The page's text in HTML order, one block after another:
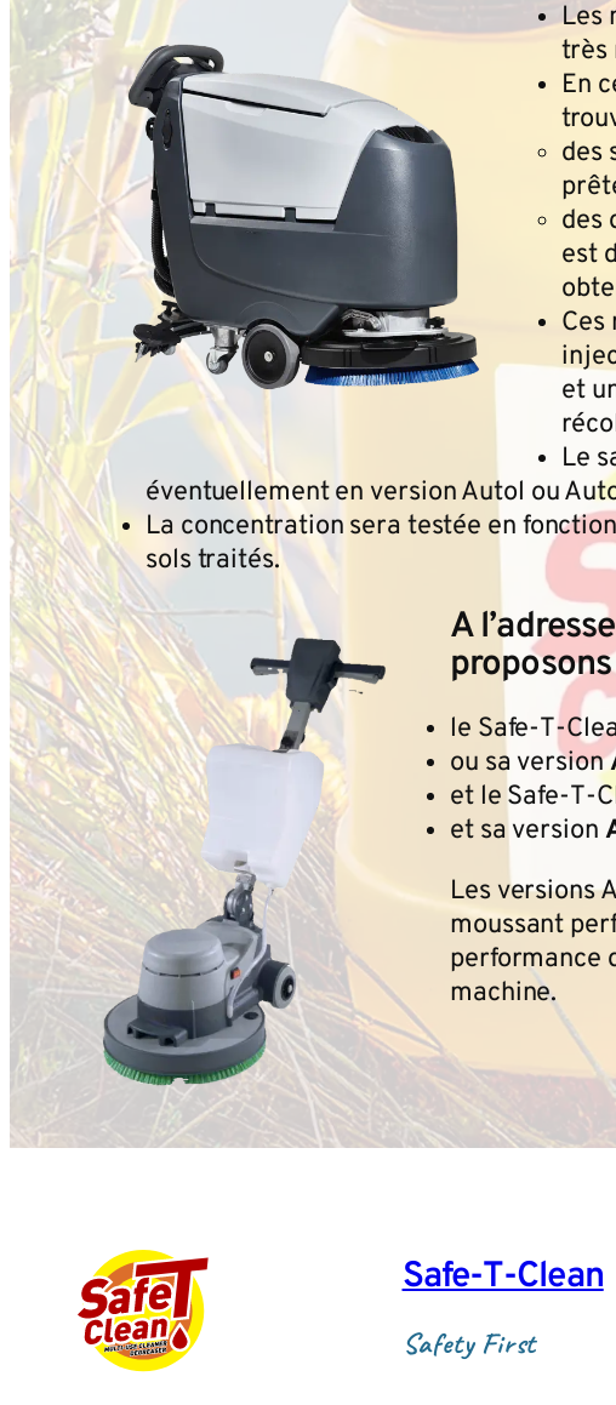
Les
très
En
des
des
est
Ces
et
Le
éventuellement en version Autol ou
La concentration sera testée en
sols traités.
A
le
ou sa version
et le
et sa version
Les versions
moussant
performance
machine.
Safe‑T‑Clean
Safety First